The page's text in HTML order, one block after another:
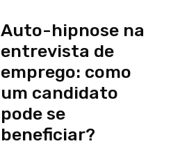
Auto-hipnose na
entrevista de
emprego: como
um candidato
pode se
beneficiar?